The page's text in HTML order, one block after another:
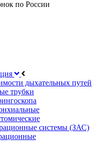
по России
дыхательных путей
трубки
системы (ЗАС)